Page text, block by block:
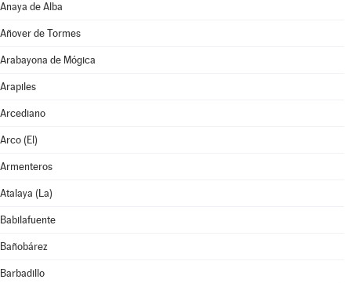
Anaya de Alba
Añover de Tormes
Arabayona de Mógica
Arapiles
Arcediano
Arco (El)
Armenteros
Atalaya (La)
Babilafuente
Bañobárez
Barbadillo